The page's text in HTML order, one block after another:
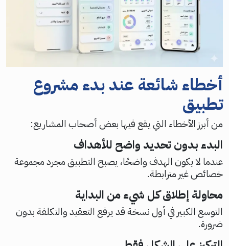
أخطاء شائعة عند بدء مشروع
تطبيق
من أبرز الأخطاء التي يقع فيها بعض أصحاب المشاريع:
البدء بدون تحديد واضح للأهداف
عندما لا يكون الهدف واضحًا، يصبح التطبيق مجرد مجموعة
خصائص غير مترابطة.
محاولة إطلاق كل شيء من البداية
التوسع الكبير في أول نسخة قد يرفع التعقيد والتكلفة بدون
ضرورة.